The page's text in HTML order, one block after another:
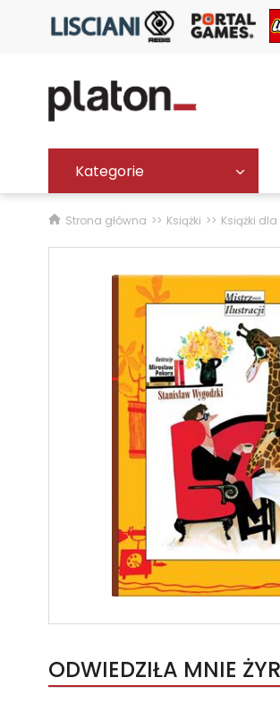
Kategorie
Strona główna Książki Książki
ODWIEDZIŁA MNIE